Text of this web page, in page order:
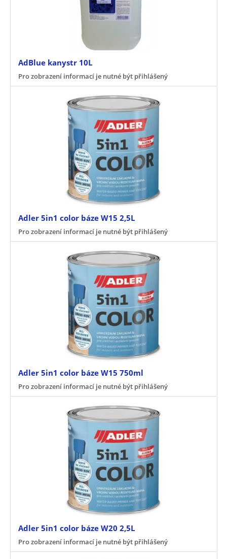
AdBlue kanystr 10L
Pro zobrazení informací je nutné být přihlášený
Adler 5in1 color báze W15 2,5L
Pro zobrazení informací je nutné být přihlášený
Adler 5in1 color báze W15 750ml
Pro zobrazení informací je nutné být přihlášený
Adler 5in1 color báze W20 2,5L
Pro zobrazení informací je nutné být přihlášený